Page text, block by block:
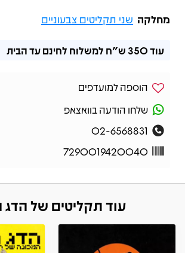
מחלקה שני תקליטים צבעוניים
עוד350 ש"ח למשלוח לחינם עד הבית
הוספה למועדפים
שלחו הודעה בוואצאפ
02-6568831
7290019420040
עוד תקליטים של